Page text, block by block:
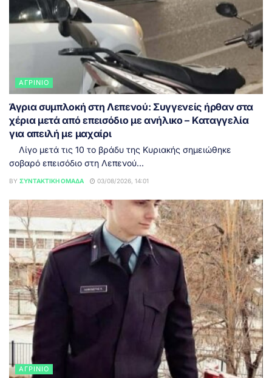
ΑΓΡΊΝΙΟ
Άγρια συμπλοκή στη Λεπενού: Συγγενείς ήρθαν στα
χέρια μετά από επεισόδιο με ανήλικο – Καταγγελία
για απειλή με μαχαίρι
Λίγο μετά τις 10 το βράδυ της Κυριακής σημειώθηκε
σοβαρό επεισόδιο στη Λεπενού...
BY ΣΥΝΤΑΚΤΙΚΉ ΟΜΆΔΑ 03/08/2026, 14:01
ΑΓΡΊΝΙΟ